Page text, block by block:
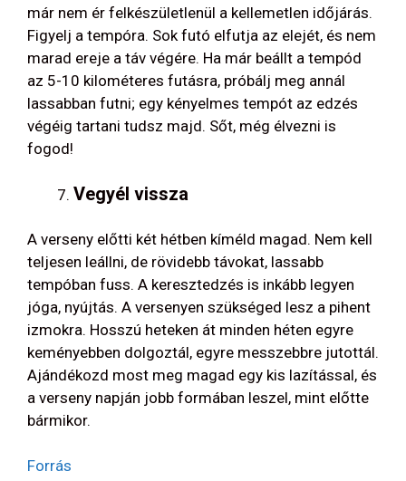
már nem ér felkészületlenül a kellemetlen időjárás.
Figyelj a tempóra. Sok futó elfutja az elejét, és nem
marad ereje a táv végére. Ha már beállt a tempód
az 5-10 kilométeres futásra, próbálj meg annál
lassabban futni; egy kényelmes tempót az edzés
végéig tartani tudsz majd. Sőt, még élvezni is
fogod!
Vegyél vissza
A verseny előtti két hétben kíméld magad. Nem kell
teljesen leállni, de rövidebb távokat, lassabb
tempóban fuss. A keresztedzés is inkább legyen
jóga, nyújtás. A versenyen szükséged lesz a pihent
izmokra. Hosszú heteken át minden héten egyre
keményebben dolgoztál, egyre messzebbre jutottál.
Ajándékozd most meg magad egy kis lazítással, és
a verseny napján jobb formában leszel, mint előtte
bármikor.
Forrás